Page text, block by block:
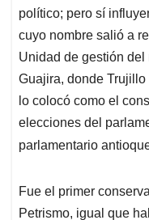
político; pero sí
cuyo nombre salió a
Unidad de gestión
Guajira, donde
lo colocó como el
elecciones del
parlamentario
Fue el primer
Petrismo, igual que